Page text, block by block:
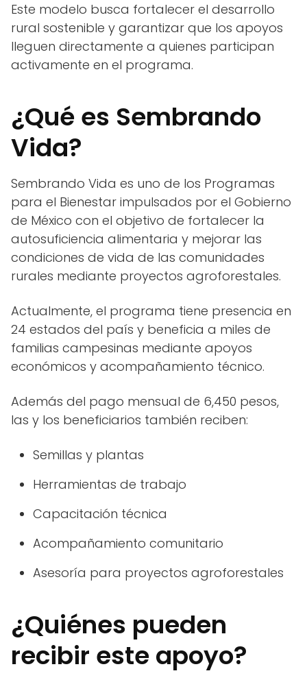
Este modelo busca fortalecer el desarrollo
rural sostenible y garantizar que los apoyos
lleguen directamente a quienes participan
activamente en el programa.
¿Qué es Sembrando
Vida?
Sembrando Vida es uno de los Programas
para el Bienestar impulsados por el Gobierno
de México con el objetivo de fortalecer la
autosuficiencia alimentaria y mejorar las
condiciones de vida de las comunidades
rurales mediante proyectos agroforestales.
Actualmente, el programa tiene presencia en
24 estados del país y beneficia a miles de
familias campesinas mediante apoyos
económicos y acompañamiento técnico.
Además del pago mensual de 6,450 pesos,
las y los beneficiarios también reciben:
Semillas y plantas
Herramientas de trabajo
Capacitación técnica
Acompañamiento comunitario
Asesoría para proyectos agroforestales
¿Quiénes pueden
recibir este apoyo?